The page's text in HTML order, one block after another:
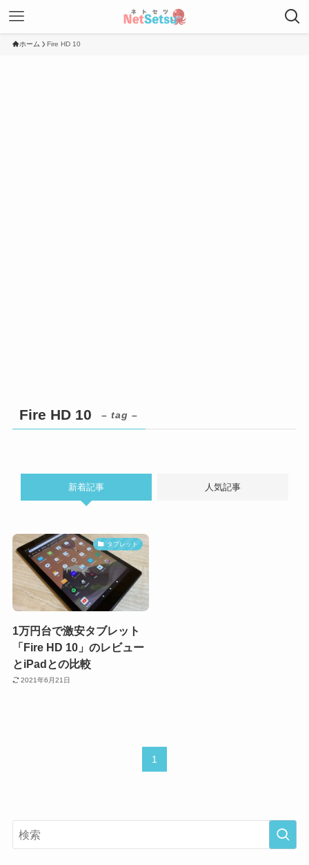
ホーム Fire HD 10
Fire HD 10 – tag –
新着記事 人気記事
タブレット
1万円台で激安タブレット
「Fire HD 10」のレビュー
とiPadとの比較
2021年6月21日
1